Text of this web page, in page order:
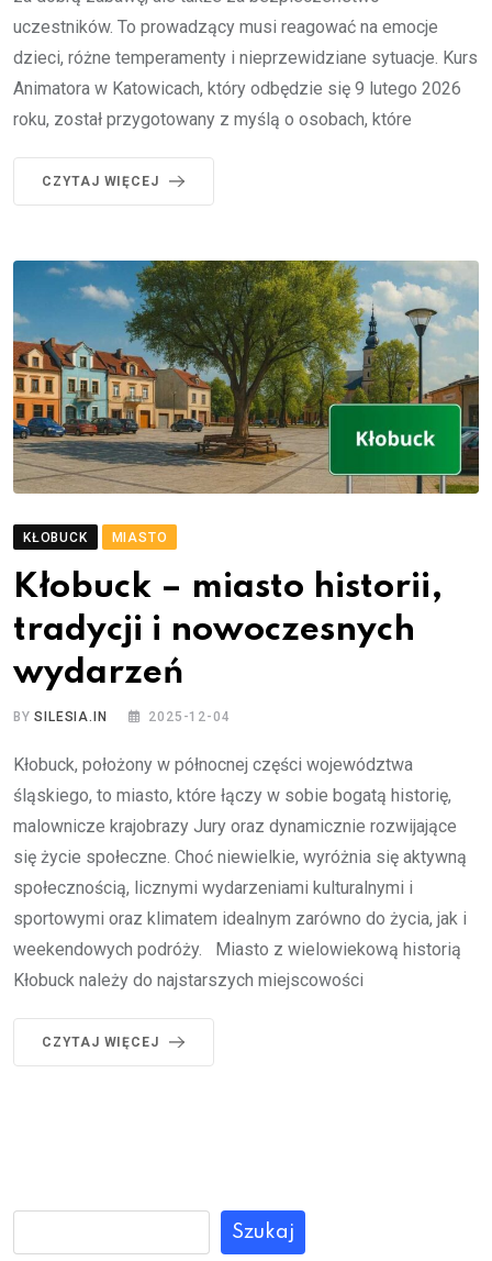
uczestników. To prowadzący musi reagować na emocje
dzieci, różne temperamenty i nieprzewidziane sytuacje. Kurs
Animatora w Katowicach, który odbędzie się 9 lutego 2026
roku, został przygotowany z myślą o osobach, które
CZYTAJ WIĘCEJ
KŁOBUCK MIASTO
Kłobuck – miasto historii,
tradycji i nowoczesnych
wydarzeń
BYSILESIA.IN 2025-12-04
Kłobuck, położony w północnej części województwa
śląskiego, to miasto, które łączy w sobie bogatą historię,
malownicze krajobrazy Jury oraz dynamicznie rozwijające
się życie społeczne. Choć niewielkie, wyróżnia się aktywną
społecznością, licznymi wydarzeniami kulturalnymi i
sportowymi oraz klimatem idealnym zarówno do życia, jak i
weekendowych podróży. Miasto z wielowiekową historią
Kłobuck należy do najstarszych miejscowości
CZYTAJ WIĘCEJ
Szukaj